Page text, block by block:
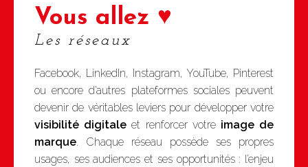
Vous allez ♥
Les réseaux
Facebook, LinkedIn, Instagram, YouTube, Pinterest
ou encore d’autres plateformes sociales peuvent
devenir de véritables leviers pour développer votre
visibilité digitale et renforcer votre image de
marque. Chaque réseau possède ses propres
usages, ses audiences et ses opportunités : l’enjeu